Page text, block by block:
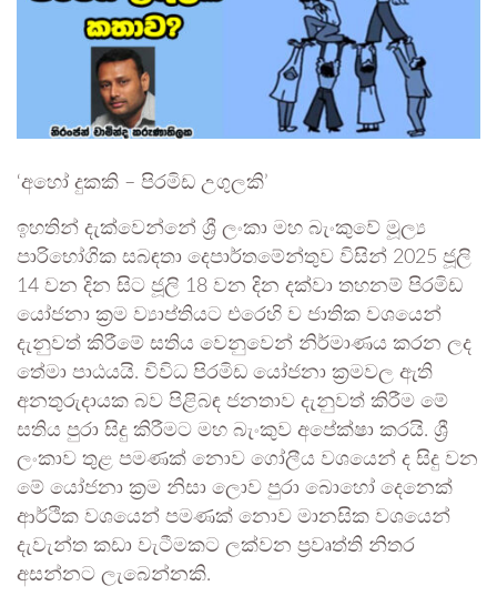
‘අහෝ දුකකි – පිරමිඩ උගුලකි’
ඉහතින් දැක්වෙන්නේ ශ්‍රී ලංකා මහ බැංකුවේ මූල්‍ය
පාරිභෝගික සබඳතා දෙපාර්තමේන්තුව විසින් 2025 ජූලි
14 වන දින සිට ජූලි 18 වන දින දක්වා තහනම් පිරමිඩ
යෝජනා ක්‍රම ව්‍යාප්තියට එරෙහි ව ජාතික වශයෙන්
දැනුවත් කිරීමේ සතිය වෙනුවෙන් නිර්මාණය කරන ලද
තේමා පාඨයයි. විවිධ පිරමිඩ යෝජනා ක්‍රමවල ඇති
අනතුරුදායක බව පිළිබඳ ජනතාව දැනුවත් කිරීම මේ
සතිය පුරා සිදු කිරීමට මහ බැංකුව අපේක්ෂා කරයි. ශ්‍රී
ලංකාව තුළ පමණක් නොව ගෝලීය වශයෙන් ද සිදු වන
මේ යෝජනා ක්‍රම නිසා ලොව පුරා බොහෝ දෙනෙක්
ආර්ථික වශයෙන් පමණක් නොව මානසික වශයෙන්
දැවැන්ත කඩා වැටීමකට ලක්වන ප්‍රවෘත්ති නිතර
අසන්නට ලැබෙන්නකි.